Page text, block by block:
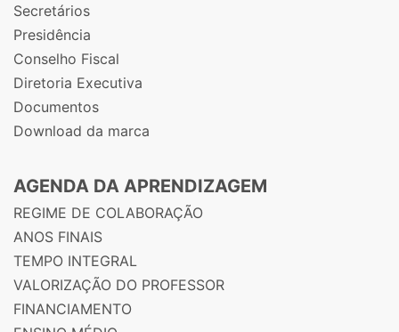
Secretários
Presidência
Conselho Fiscal
Diretoria Executiva
Documentos
Download da marca
AGENDA DA APRENDIZAGEM
REGIME DE COLABORAÇÃO
ANOS FINAIS
TEMPO INTEGRAL
VALORIZAÇÃO DO PROFESSOR
FINANCIAMENTO